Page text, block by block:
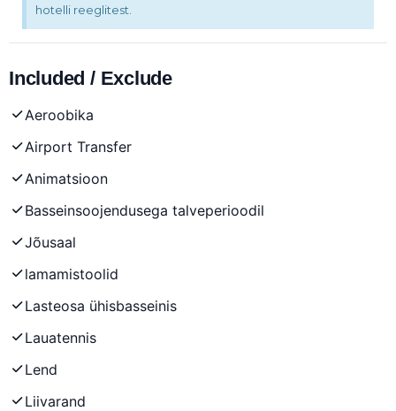
hotelli reeglitest.
Included / Exclude
Aeroobika
Airport Transfer
Animatsioon
Basseinsoojendusega talveperioodil
Jõusaal
lamamistoolid
Lasteosa ühisbasseinis
Lauatennis
Lend
Liivarand